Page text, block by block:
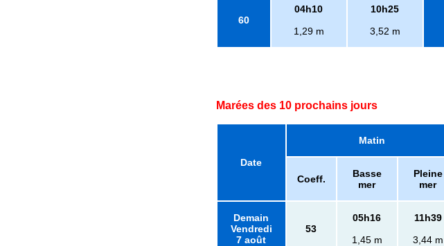
60
04h10
1,29 m
10h25
3,52 m
Marées des 10 prochains jours
Date
Matin
Coeff.
Basse
mer
Pleine
mer
Demain
Vendredi
7 août
53
05h16
1,45 m
11h39
3,44 m